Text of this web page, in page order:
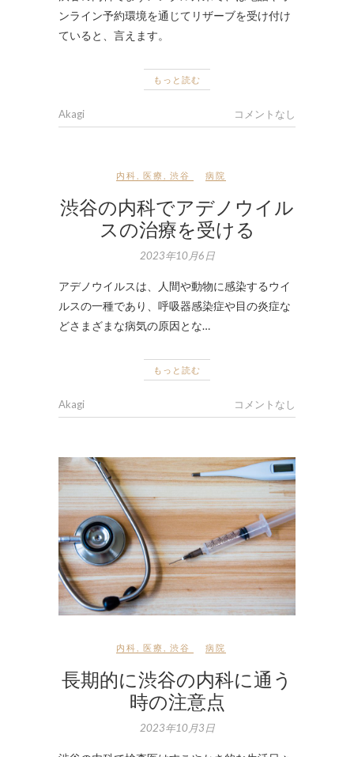
ンライン予約環境を通じてリザーブを受け付け
ていると、言えます。
もっと読む
Akagi コメントなし
内科 医療 渋谷 病院
渋谷の内科でアデノウイル
スの治療を受ける
2023年10月6日
アデノウイルスは、人間や動物に感染するウイ
ルスの一種であり、呼吸器感染症や目の炎症な
どさまざまな病気の原因とな…
もっと読む
Akagi コメントなし
内科 医療 渋谷 病院
長期的に渋谷の内科に通う
時の注意点
2023年10月3日